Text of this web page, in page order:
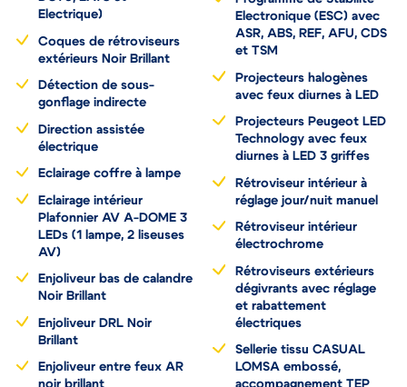
DCT6, EAT8 et
Coques de rétroviseurs
Détection de sous-
Direction assistée
Eclairage intérieur
Plafonnier AV A-DOME 3
LEDs (1 lampe, 2 liseuses
Enjoliveur bas de calandre
Enjoliveur DRL Noir
Enjoliveur entre feux AR
Programme de Stabilité
Electronique (ESC) avec
ASR, ABS, REF, AFU, CDS
Projecteurs halogènes
Projecteurs Peugeot LED
Technology avec feux
Rétroviseur intérieur à
réglage jour/nuit manuel
Rétroviseur intérieur
Rétroviseurs extérieurs
dégivrants avec réglage
et rabattement
Sellerie tissu CASUAL
LOMSA embossé,